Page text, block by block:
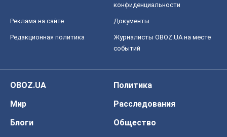
конфиденциальности
Реклама на сайте Документы
Редакционная политика
Журналисты OBOZ.UA на месте
событий
OBOZ.UA
Политика
Мир
Расследования
Блоги
Общество